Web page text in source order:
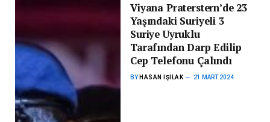
Viyana Praterstern’de 23
Yaşındaki Suriyeli 3
Suriye Uyruklu
Tarafından Darp Edilip
Cep Telefonu Çalındı
BY HASAN IŞILAK 21 MART 2024